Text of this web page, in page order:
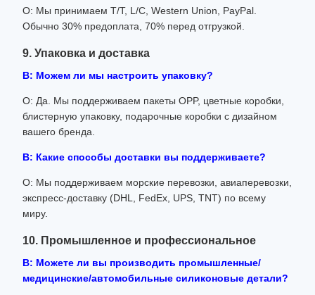
О: Мы принимаем T/T, L/C, Western Union, PayPal.
Обычно 30% предоплата, 70% перед отгрузкой.
9. Упаковка и доставка
В: Можем ли мы настроить упаковку?
О: Да. Мы поддерживаем пакеты OPP, цветные коробки,
блистерную упаковку, подарочные коробки с дизайном
вашего бренда.
В: Какие способы доставки вы поддерживаете?
О: Мы поддерживаем морские перевозки, авиаперевозки,
экспресс-доставку (DHL, FedEx, UPS, TNT) по всему
миру.
10. Промышленное и профессиональное
В: Можете ли вы производить промышленные/
медицинские/автомобильные силиконовые детали?